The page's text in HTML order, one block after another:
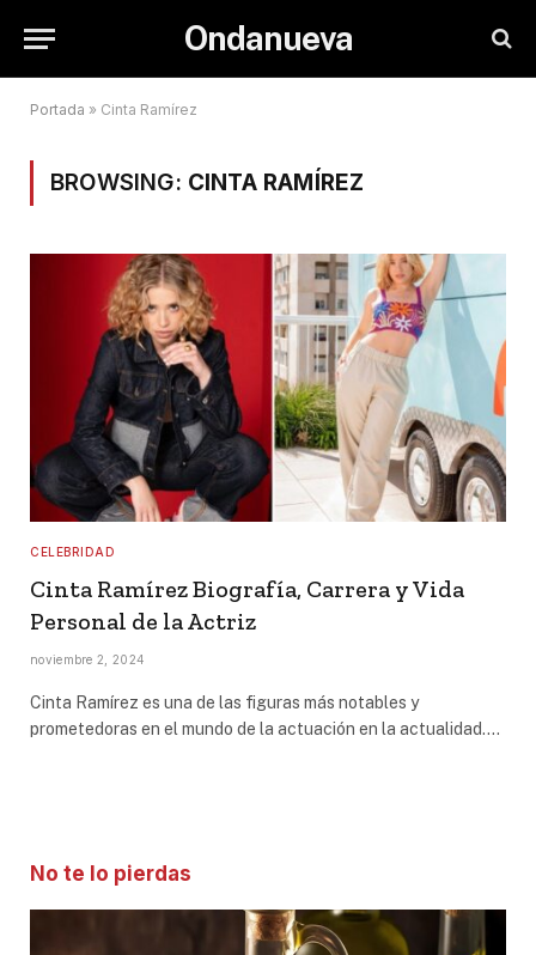
Ondanueva
Portada » Cinta Ramírez
BROWSING: CINTA RAMÍREZ
CELEBRIDAD
Cinta Ramírez Biografía, Carrera y Vida
Personal de la Actriz
noviembre 2, 2024
Cinta Ramírez es una de las figuras más notables y
prometedoras en el mundo de la actuación en la actualidad.…
No te lo pierdas